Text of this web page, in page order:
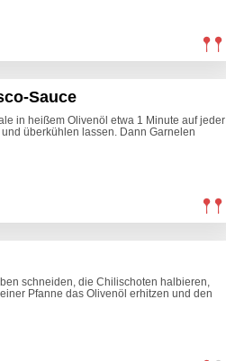
Sauce
in heißem Olivenöl etwa 1 Minute auf jeder
überkühlen lassen. Dann Garnelen
schneiden, die Chilischoten halbieren,
Pfanne das Olivenöl erhitzen und den
Marillenkuchen mit Streusel